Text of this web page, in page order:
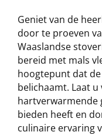
Geniet van de
door te proeven
Waaslandse
bereid met mals
hoogtepunt dat
belichaamt. Laat
hartverwarmende
bieden heeft en
culinaire ervaring